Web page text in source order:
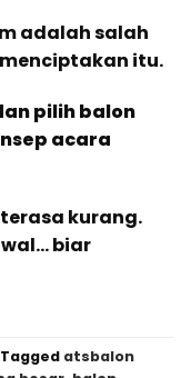
adalah salah
itu.
pilih balon
acara
kurang.
biar
Tagged atsbalon